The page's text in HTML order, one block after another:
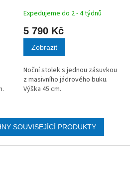
Expedujeme do 2 - 4 týdnů
5 790 Kč
Zobrazit
Noční stolek s jednou zásuvkou
z masivního jádrového buku.
Výška 45 cm.
SOUVISEJÍCÍ PRODUKTY